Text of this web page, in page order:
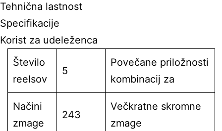
Tehnična lastnost
Specifikacije
Korist za udeleženca
Število
reelsov
5
Povečane priložnosti
kombinacij za
Načini
zmage
243
Večkratne skromne
zmage